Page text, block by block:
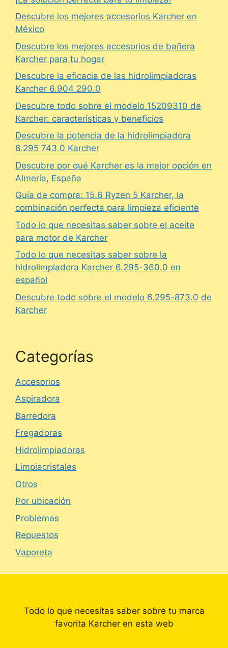
Descubre los mejores accesorios Karcher en
México
Descubre los mejores accesorios de bañera
Karcher para tu hogar
Descubre la eficacia de las hidrolimpiadoras
Karcher 6.904 290.0
Descubre todo sobre el modelo 15209310 de
Karcher: características y beneficios
Descubre la potencia de la hidrolimpiadora
6.295 743.0 Karcher
Descubre por qué Karcher es la mejor opción en
Almería, España
Guía de compra: 15.6 Ryzen 5 Karcher, la
combinación perfecta para limpieza eficiente
Todo lo que necesitas saber sobre el aceite
para motor de Karcher
Todo lo que necesitas saber sobre la
hidrolimpiadora Karcher 6.295-360.0 en
español
Descubre todo sobre el modelo 6.295-873.0 de
Karcher
Categorías
Accesorios
Aspiradora
Barredora
Fregadoras
Hidrolimpiadoras
Limpiacristales
Otros
Por ubicación
Problemas
Repuestos
Vaporeta
Todo lo que necesitas saber sobre tu marca
favorita Karcher en esta web